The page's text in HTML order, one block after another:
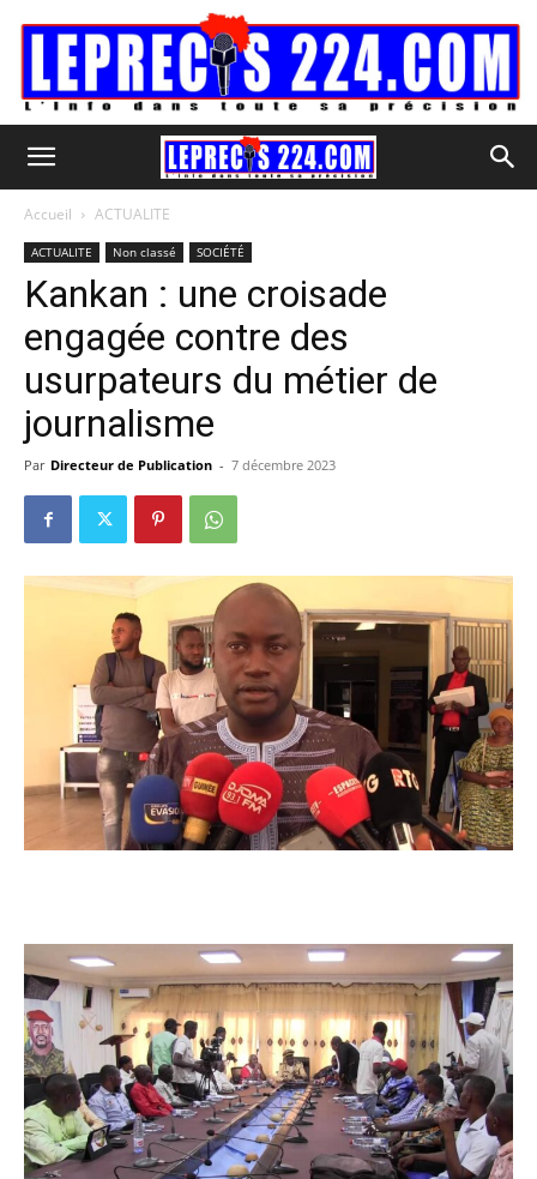
Accueil ACTUALITE
ACTUALITE Non classé SOCIÉTÉ
Kankan : une croisade
engagée contre des
usurpateurs du métier de
journalisme
Par Directeur de Publication - 7 décembre 2023